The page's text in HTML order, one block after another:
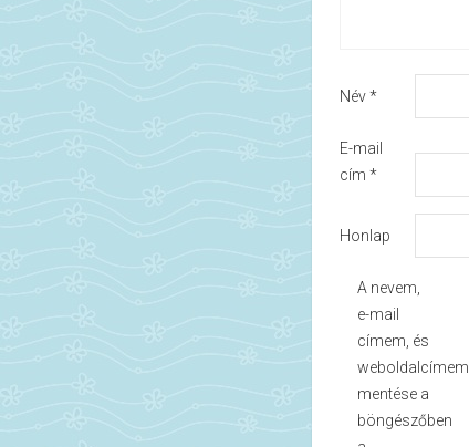
Név*
E-mail
cím *
Honlap
A nevem,
e-mail
címem, és
weboldalcímem
mentése a
böngészőben